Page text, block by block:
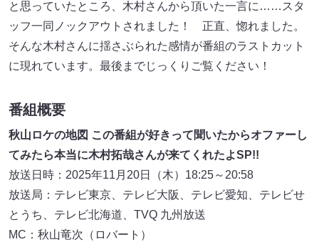
と思っていたところ、木村さんから頂いた一言に……スタ
ッフ一同ノックアウトされました！ 正直、惚れました。
そんな木村さんに揺さぶられた感情が番組のラストカット
に現れています。最後までじっくりご覧ください！
番組概要
秋山ロケの地図 この番組が好きって聞いたからオファーし
てみたら本当に木村拓哉さんが来てくれたよSP!!
放送日時：2025年11月20日（木）18:25～20:58
放送局：テレビ東京、テレビ大阪、テレビ愛知、テレビせ
とうち、テレビ北海道、TVQ 九州放送
MC：秋山竜次（ロバート）